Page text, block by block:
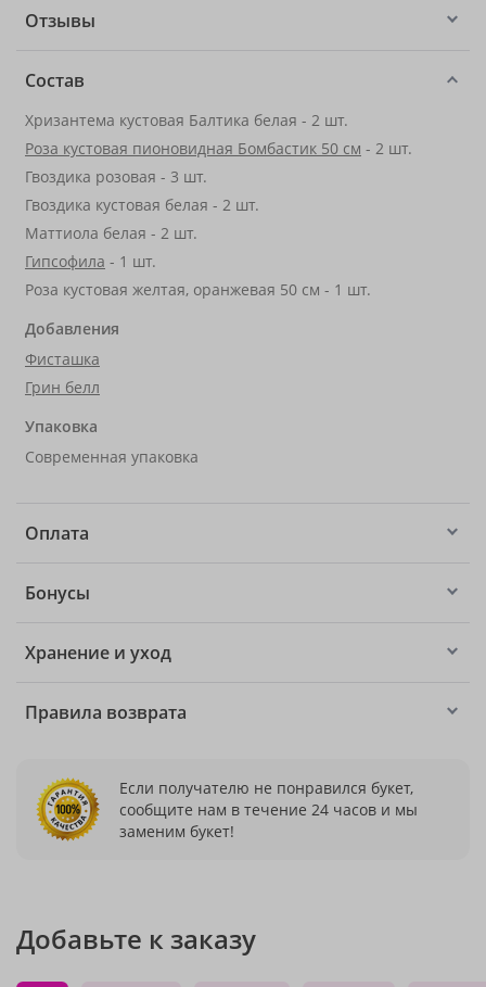
Отзывы
Состав
Хризантема кустовая Балтика белая - 2 шт.
Роза кустовая пионовидная Бомбастик 50 см - 2 шт.
Гвоздика розовая - 3 шт.
Гвоздика кустовая белая - 2 шт.
Маттиола белая - 2 шт.
Гипсофила - 1 шт.
Роза кустовая желтая, оранжевая 50 см - 1 шт.
Добавления
Фисташка
Грин белл
Упаковка
Современная упаковка
Оплата
Бонусы
Хранение и уход
Правила возврата
Если получателю не понравился букет,
сообщите нам в течение 24 часов и мы
заменим букет!
Добавьте к заказу